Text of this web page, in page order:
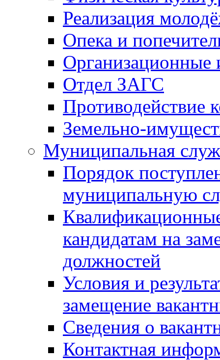
Реализация
Опека и
Отдел ЗАГС
Противодействие
Земельно-
Муниципальная
Порядок
муниципальную
кандидатам на
должностей
Условия и
замещение
Сведения о
Контактная